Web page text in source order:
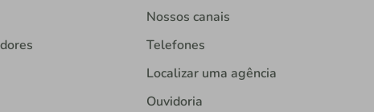
Nossos canais
Telefones
Localizar uma agência
Ouvidoria